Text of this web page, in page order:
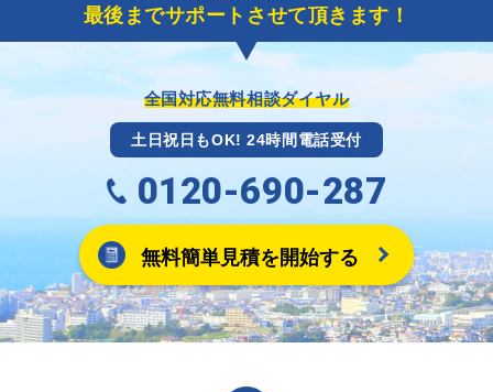
その内容を屋根コネクトが確認できた日時から翌月末
までには送付手配させていただきます。
※キャッシュバックの金額は契約金額によって異なり
ます。
最後までサポートさせて頂きます！
全国対応無料相談ダイヤル
土日祝日もOK! 24時間電話受付
0120-690-287
無料簡単見積を開始する